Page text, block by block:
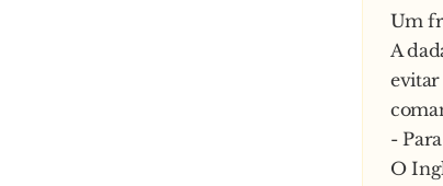
Um
A
evitar
-
O